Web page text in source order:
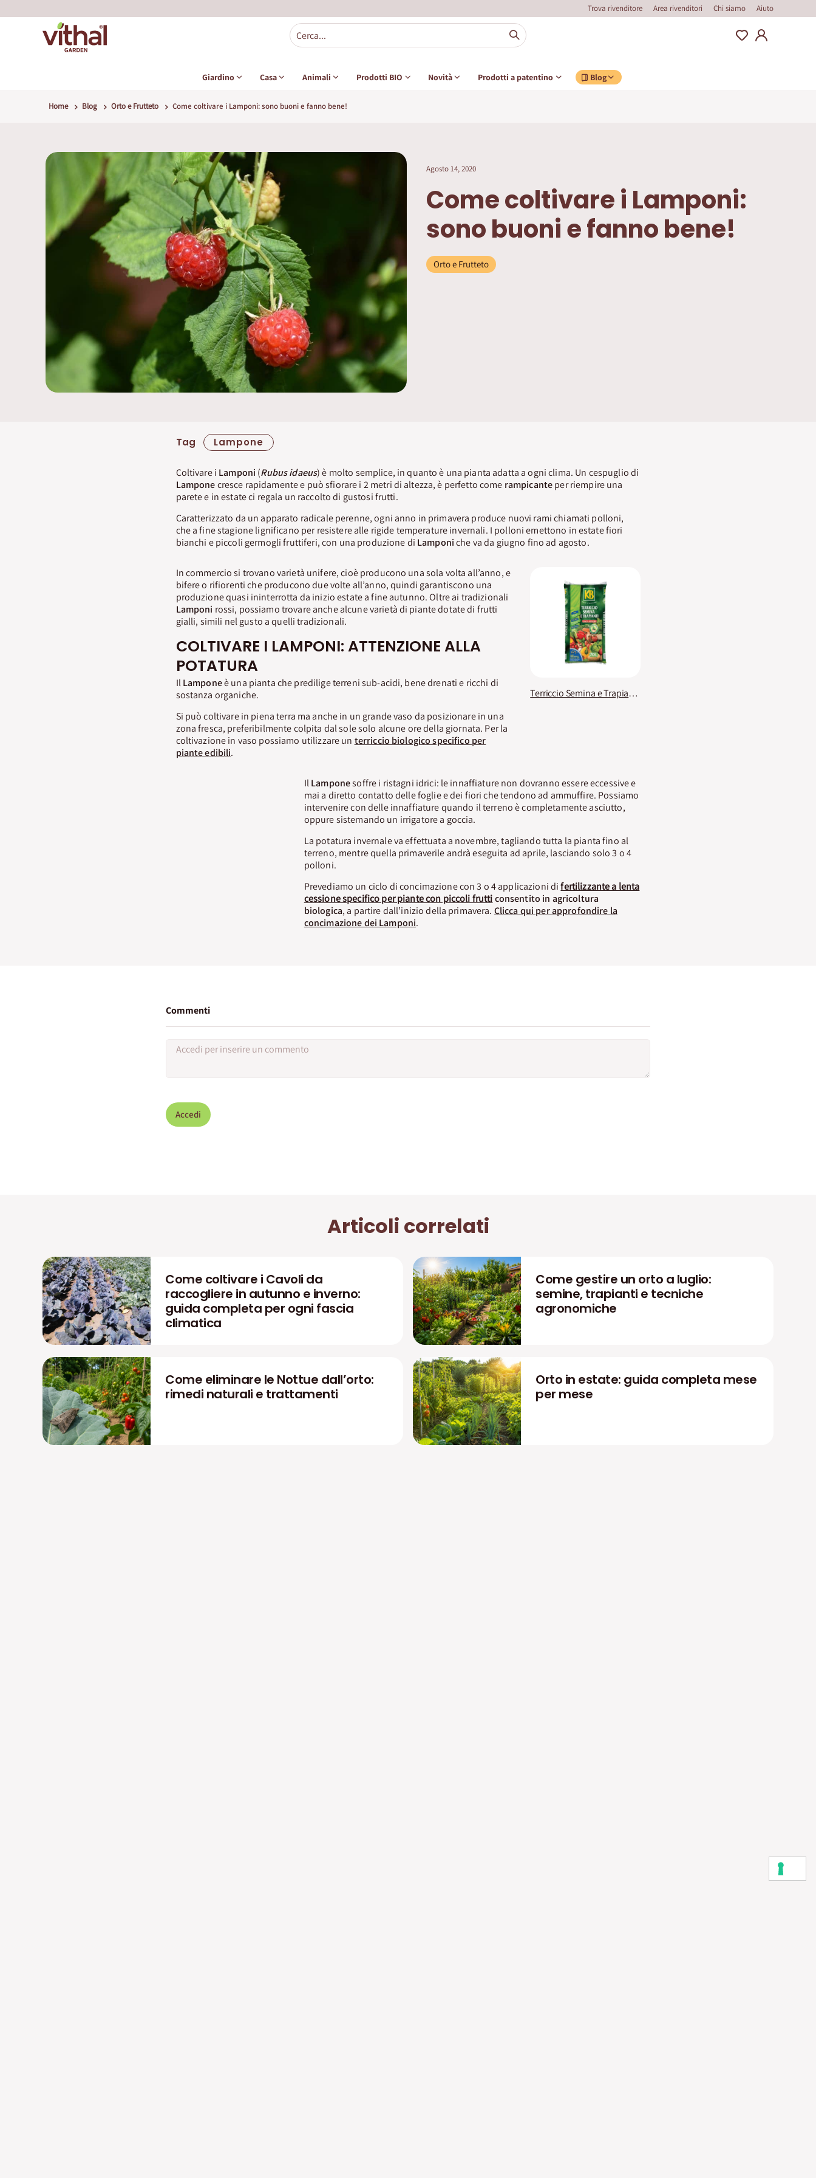
Trova rivenditore Area rivenditori Chi siamo Aiuto
Giardino Casa Animali Prodotti BIO Novità Prodotti a patentino Blog
Home Blog Orto e Frutteto Come coltivare i Lamponi: sono buoni e fanno bene!
Agosto 14, 2020
Come coltivare i Lamponi:
sono buoni e fanno bene!
Orto e Frutteto
Tag Lampone
Coltivare i Lamponi (Rubus idaeus) è molto semplice, in quanto è una pianta adatta a ogni clima. Un cespuglio di
Lamponecresce rapidamente e può sfiorare i 2 metri di altezza, è perfetto come rampicanteper riempire una
parete e in estate ci regala un raccolto di gustosi frutti.
Caratterizzato da un apparato radicale perenne, ogni anno in primavera produce nuovi rami chiamati polloni,
che a fine stagione lignificano per resistere alle rigide temperature invernali. I polloni emettono in estate fiori
bianchi e piccoli germogli fruttiferi, con una produzione di Lamponiche va da giugno fino ad agosto.
In commercio si trovano varietà unifere, cioè producono una sola volta all’anno, e
bifere o rifiorenti che producono due volte all’anno, quindi garantiscono una
produzione quasi ininterrotta da inizio estate a fine autunno. Oltre ai tradizionali
Lamponi rossi, possiamo trovare anche alcune varietà di piante dotate di frutti
gialli, simili nel gusto a quelli tradizionali.
COLTIVARE I LAMPONI: ATTENZIONE ALLA
POTATURA
IlLamponeè una pianta che predilige terreni sub-acidi, bene drenati e ricchi di
sostanza organiche.
Si può coltivare in piena terra ma anche in un grande vaso da posizionare in una
zona fresca, preferibilmente colpita dal sole solo alcune ore della giornata. Per la
coltivazione in vaso possiamo utilizzare un terriccio biologico specifico per
piante edibili.
Terriccio Semina e Trapianti KB PREMIUM
IlLamponesoffre i ristagni idrici: le innaffiature non dovranno essere eccessive e
mai a diretto contatto delle foglie e dei fiori che tendono ad ammuffire. Possiamo
intervenire con delle innaffiature quando il terreno è completamente asciutto,
oppure sistemando un irrigatore a goccia.
La potatura invernale va effettuata a novembre, tagliando tutta la pianta fino al
terreno, mentre quella primaverile andrà eseguita ad aprile, lasciando solo 3 o 4
polloni.
Prevediamo un ciclo di concimazione con 3 o 4 applicazioni difertilizzante a lenta
cessione specifico per piante con piccoli frutticonsentito in agricoltura
biologica, a partire dall’inizio della primavera. Clicca qui per approfondire la
concimazione dei Lamponi.
Commenti
Accedi
Articoli correlati
Come coltivare i Cavoli da
raccogliere in autunno e inverno:
guida completa per ogni fascia
climatica
Come gestire un orto a luglio:
semine, trapianti e tecniche
agronomiche
Come eliminare le Nottue dall’orto:
rimedi naturali e trattamenti
Orto in estate: guida completa mese
per mese